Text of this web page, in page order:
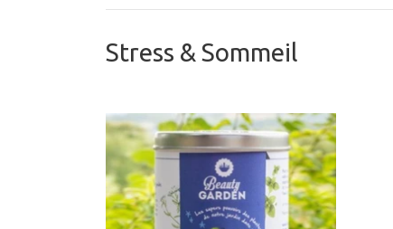
Stress & Sommeil